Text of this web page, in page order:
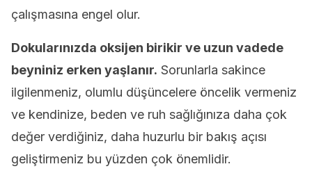
çalışmasına engel olur.
Dokularınızda oksijen birikir ve uzun vadede
beyniniz erken yaşlanır. Sorunlarla sakince
ilgilenmeniz, olumlu düşüncelere öncelik vermeniz
ve kendinize, beden ve ruh sağlığınıza daha çok
değer verdiğiniz, daha huzurlu bir bakış açısı
geliştirmeniz bu yüzden çok önemlidir.